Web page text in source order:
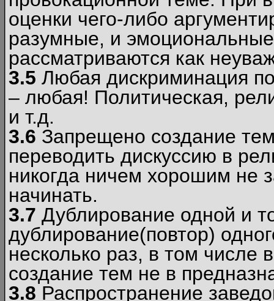
оценки чего-либо
разумные, и
рассматриваются как
3.5 Любая дискриминация
– любая! Политическая,
и т.д.
3.6 Запрещено создание
переводить дискуссию в
никогда ничем хорошим не
начинать.
3.7 Дублирование одной и
дублирование(повтор)
несколько раз, в том числе
создание тем не в
3.8 Распространение